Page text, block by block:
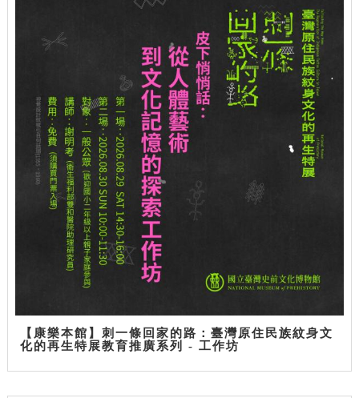
【康樂本館】刺一條回家的路：臺灣原住民族紋身文
化的再生特展教育推廣系列 - 工作坊